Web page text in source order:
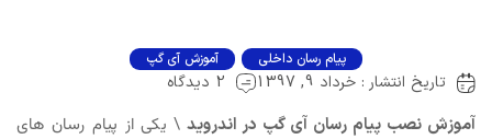
پیام رسان داخلی آموزش آی گپ
تاریخ انتشار : خرداد 9, 1397 2 دیدگاه
آموزش نصب پیام رسان آی گپ در اندروید\ یکی از پیام رسان های